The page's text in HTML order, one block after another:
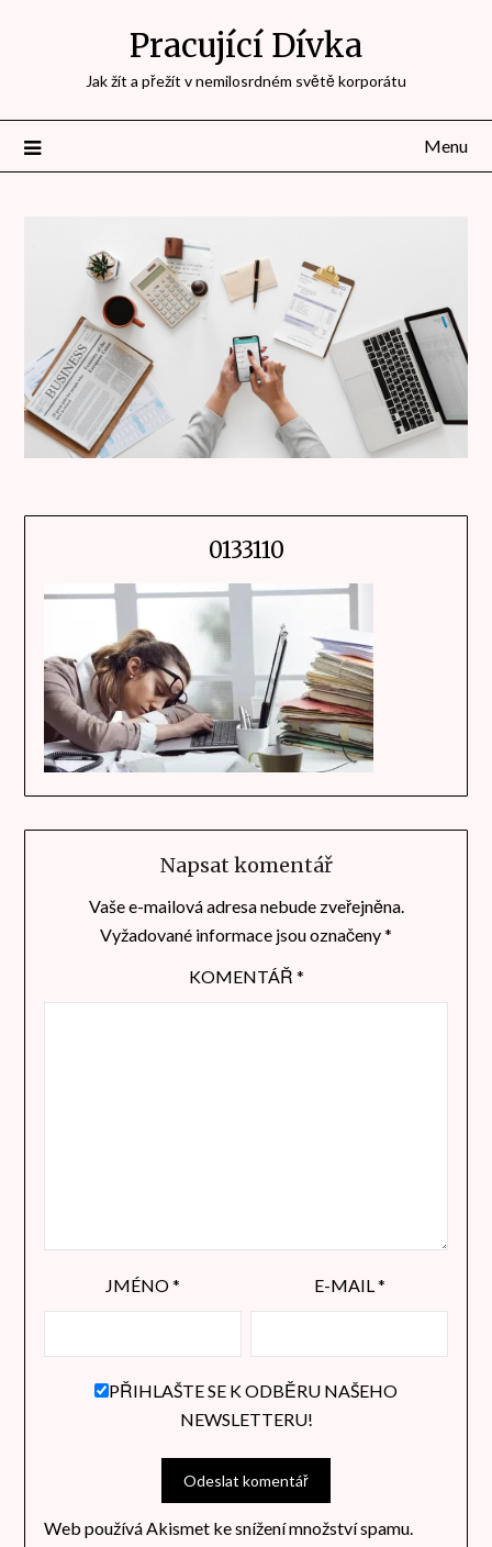
Pracující Dívka
Jak žít a přežít v nemilosrdném světě korporátu
Menu
0133110
Napsat komentář
Vaše e-mailová adresa nebude zveřejněna.
Vyžadované informace jsou označeny*
KOMENTÁŘ *
JMÉNO* E-MAIL *
PŘIHLAŠTE SE K ODBĚRU NAŠEHO
NEWSLETTERU!
Web používá Akismet ke snížení množství spamu.